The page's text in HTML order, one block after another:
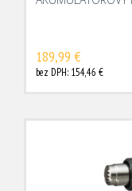
189,99 €
bez DPH: 154,46 €